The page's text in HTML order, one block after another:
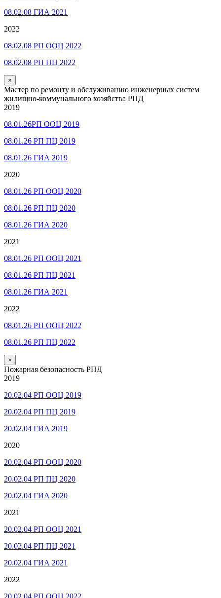
08.02.08 ГИА 2021
2022
08.02.08 РП ООЦ 2022
08.02.08 РП ПЦ 2022
×
Мастер по ремонту и обслуживанию инженерных систем
жилищно-коммунального хозяйства РПД
2019
08.01.26РП ООЦ 2019
08.01.26 РП ПЦ 2019
08.01.26 ГИА 2019
2020
08.01.26 РП ООЦ 2020
08.01.26 РП ПЦ 2020
08.01.26 ГИА 2020
2021
08.01.26 РП ООЦ 2021
08.01.26 РП ПЦ 2021
08.01.26 ГИА 2021
2022
08.01.26 РП ООЦ 2022
08.01.26 РП ПЦ 2022
×
Пожарная безопасность РПД
2019
20.02.04 РП ООЦ 2019
20.02.04 РП ПЦ 2019
20.02.04 ГИА 2019
2020
20.02.04 РП ООЦ 2020
20.02.04 РП ПЦ 2020
20.02.04 ГИА 2020
2021
20.02.04 РП ООЦ 2021
20.02.04 РП ПЦ 2021
20.02.04 ГИА 2021
2022
20.02.04 РП ООЦ 2022